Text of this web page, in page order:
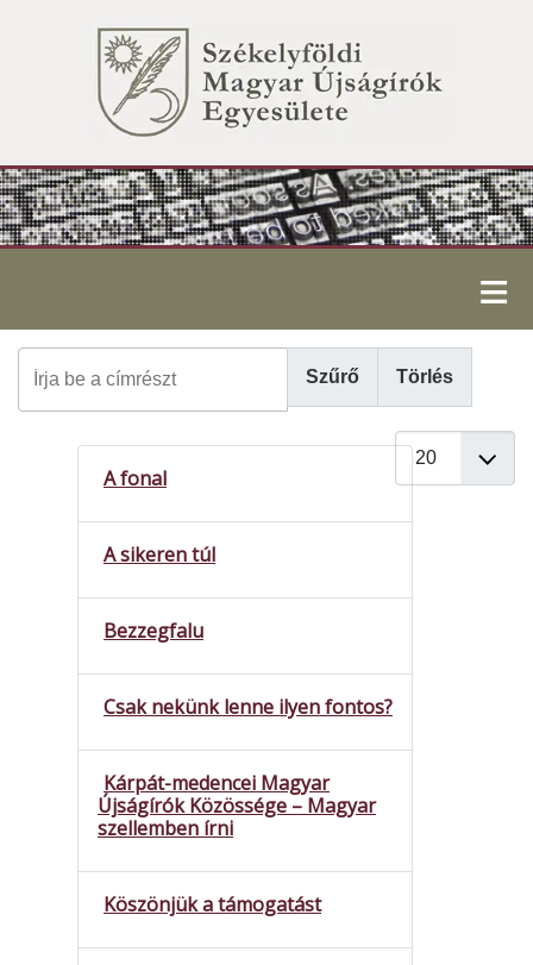
≡
Szűrő Törlés
Tételek #
A fonal
A sikeren túl
Bezzegfalu
Csak nekünk lenne ilyen fontos?
Kárpát-medencei Magyar
Újságírók Közössége – Magyar
szellemben írni
Köszönjük a támogatást